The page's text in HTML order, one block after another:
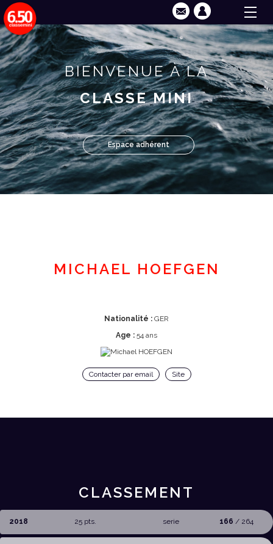
BIENVENUE À LA
CLASSE MINI
Espace adhérent
MICHAEL HOEFGEN
Nationalité : GER
Age : 54 ans
Contacter par email Site
CLASSEMENT
2018 25 pts. serie 166 / 264